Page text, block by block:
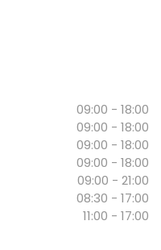
09:00 - 18:00
09:00 - 18:00
09:00 - 18:00
09:00 - 18:00
09:00 - 21:00
08:30 - 17:00
11:00 - 17:00